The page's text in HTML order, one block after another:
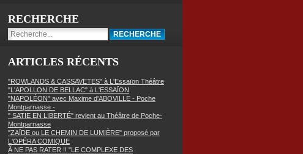
RECHERCHE
ARTICLES RÉCENTS
"ROWLANDS & CASSAVETES" à L'Essaïon Théâtre
"L'APOLLON DE BELLAC" à L'ESSAÏON
"NAPOLÉON" avec Maxime d'ABOVILLE - Poche
Montparnasse -
" SATIE EN LIBERTÉ" revient au Théâtre de Poche-
Montparnasse
"ZAÏDE ou LE CHEMIN DE LUMIÈRE" proposé par
L'OPÉRA COMIQUE
Ã NE PAS RATER !! "LE COMPLEXE DES